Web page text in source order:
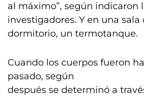
al máximo”, según indicaron
investigadores. Y en una sala
dormitorio, un termotanque.
Cuando los cuerpos fueron
pasado, según
después se determinó a